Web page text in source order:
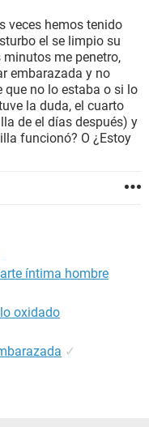
veces hemos tenido
el se limpio su
me penetro,
embarazada y no
que no lo estaba o si lo
la duda, el cuarto
de el días después) y
funcionó? O ¿Estoy
íntima hombre
oxidado
✓